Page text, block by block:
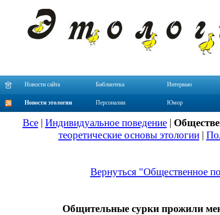
Новости сайта Библиотека Интервью
Новости этологии Персоналии Юмор
Все| Индивидуальное поведение|
теоретические основы этологии|
Вернуться "Общественное
Общительные сурки прожили